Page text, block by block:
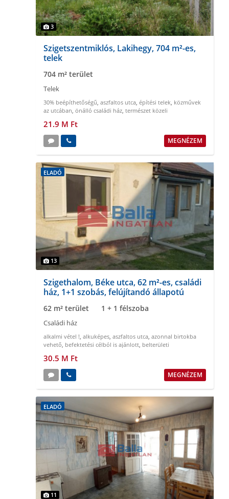
3
Szigetszentmiklós, Lakihegy, 704 m²-es,
telek
704 m² terület
Telek
30% beépíthetőségű, aszfaltos utca, építési telek, közművek
az utcában, önálló családi ház, természet közeli
21.9 M Ft
MEGNÉZEM
ELADÓ
13
Szigethalom, Béke utca, 62 m²-es, családi
ház, 1+1 szobás, felújítandó állapotú
62 m² terület 1 + 1 félszoba
Családi ház
alkalmi vétel !, alkuképes, aszfaltos utca, azonnal birtokba
vehető, befektetési célból is ajánlott, belterületi
30.5 M Ft
MEGNÉZEM
ELADÓ
11